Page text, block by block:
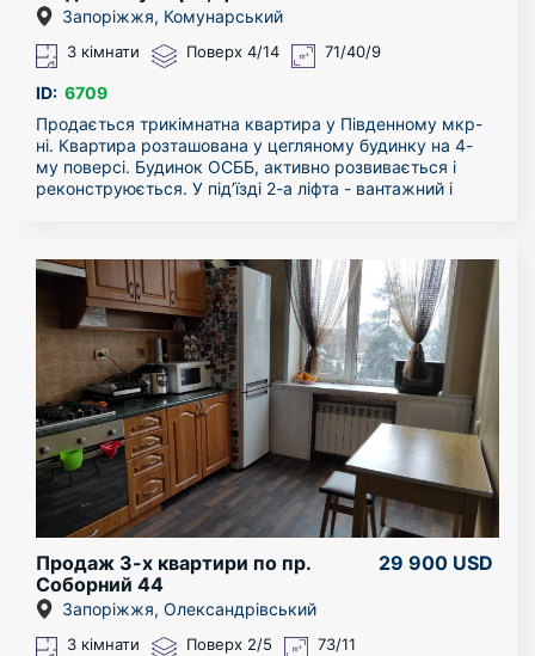
будинок.
Запоріжжя, Комунарський
3 кімнати Поверх 4/14 71/40/9
ID: 6709
Продається трикімнатна квартира у Південному мкр-
ні. Квартира розташована у цегляному будинку на 4-
му поверсі. Будинок ОСББ, активно розвивається і
реконструюється. У під’їзді 2-а ліфта - вантажний і
Поруч (у кроковій доступності) абсолютно вся
інфраструктура: зупинка, АТБ, НоваПошта (поштомат у
будинку), аптеки, супермаркети, магазини, школи,
дит.садочки, «Водомат» у будинку…. 200 метрів до
Гребного каналу, 700 метрів до р.Дніпро.
Квартира простора, дуже гарне планування, 71
кв.метр загальної площі. Розпочата підготовка до
капітального ремонту. Виконані демонтажні роботи.
Об’єднана кухня і вітальня в єдиний простір понад 25
кв.м. 2-і окремі кімнати. 3-и балкони. Труби замінені на
пластикові.
Гарні сусіди.
Квартира під ремонт.
Продаж 3-х квартири по пр.
Соборний 44
29 900 USD
Запоріжжя, Олександрівський
3 кімнати Поверх 2/5 73/11